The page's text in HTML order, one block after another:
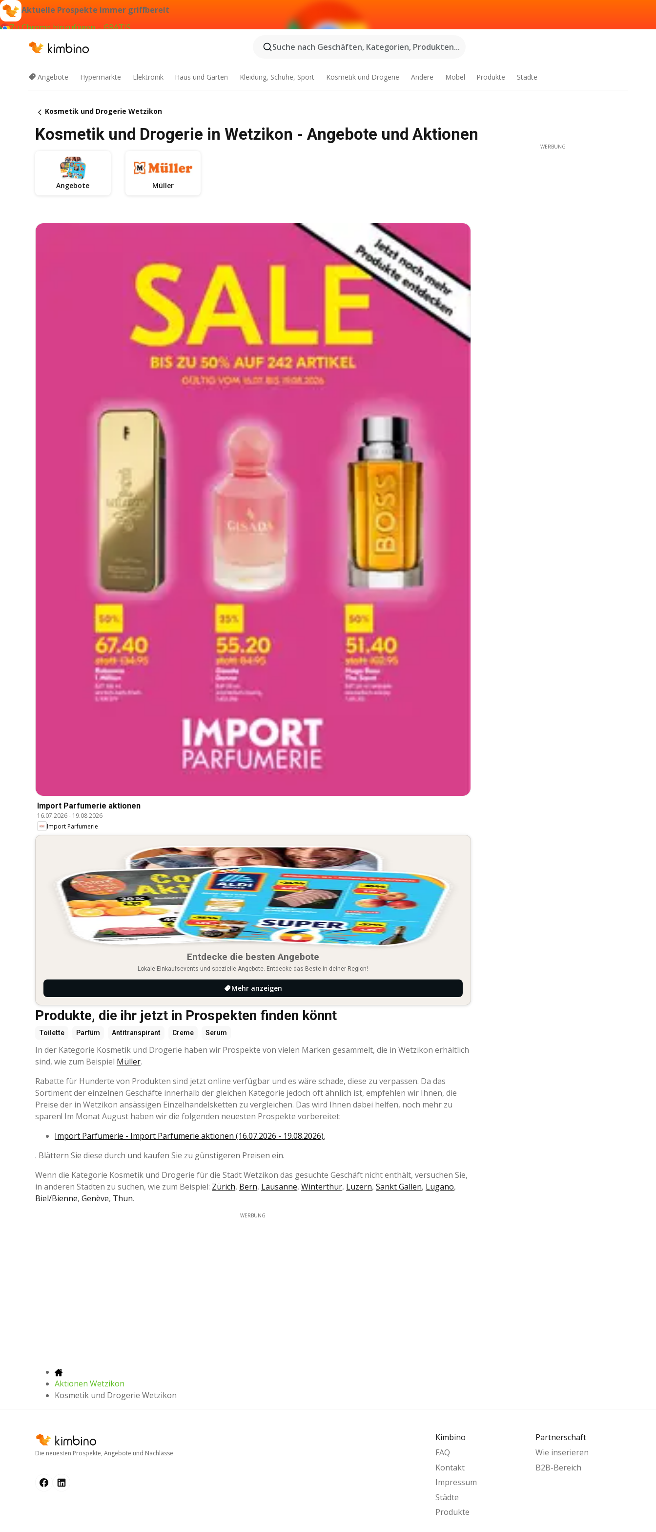
Aktuelle Prospekte immer griffbereit
Zu Chrome hinzufügen – GRATIS
Suche nach Geschäften, Kategorien, Produkten...
Angebote Hypermärkte Elektronik Haus und Garten Kleidung, Schuhe, Sport Kosmetik und Drogerie Andere Möbel Produkte Städte
Kosmetik und Drogerie Wetzikon
Kosmetik und Drogerie in Wetzikon - Angebote und Aktionen
Angebote Müller
Import Parfumerie aktionen
16.07.2026- 19.08.2026
Import Parfumerie
Entdecke die besten Angebote
Lokale Einkaufsevents und spezielle Angebote. Entdecke das Beste in deiner Region!
Mehr anzeigen
Produkte, die ihr jetzt in Prospekten finden könnt
Toilette Parfüm Antitranspirant Creme Serum
In der Kategorie Kosmetik und Drogerie haben wir Prospekte von vielen Marken gesammelt, die in Wetzikon erhältlich
sind, wie zum Beispiel Müller.
Rabatte für Hunderte von Produkten sind jetzt online verfügbar und es wäre schade, diese zu verpassen. Da das
Sortiment der einzelnen Geschäfte innerhalb der gleichen Kategorie jedoch oft ähnlich ist, empfehlen wir Ihnen, die
Preise der in Wetzikon ansässigen Einzelhandelsketten zu vergleichen. Das wird Ihnen dabei helfen, noch mehr zu
sparen! Im Monat August haben wir die folgenden neuesten Prospekte vorbereitet:
Import Parfumerie - Import Parfumerie aktionen (16.07.2026 - 19.08.2026),
. Blättern Sie diese durch und kaufen Sie zu günstigeren Preisen ein.
Wenn die Kategorie Kosmetik und Drogerie für die Stadt Wetzikon das gesuchte Geschäft nicht enthält, versuchen Sie,
in anderen Städten zu suchen, wie zum Beispiel: Zürich, Bern, Lausanne, Winterthur, Luzern, Sankt Gallen, Lugano,
Biel/Bienne, Genève, Thun.
WERBUNG
WERBUNG
Aktionen Wetzikon
Kosmetik und Drogerie Wetzikon
Die neuesten Prospekte, Angebote und Nachlässe
Kimbino
FAQ
Kontakt
Impressum
Städte
Produkte
Partnerschaft
Wie inserieren
B2B-Bereich